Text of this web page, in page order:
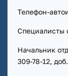
Телефон-
Специалисты
Начальник
309-78-12,